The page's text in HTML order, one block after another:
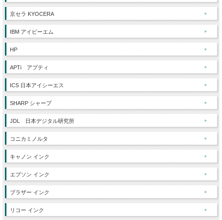
京セラ KYOCERA
IBM アイビーエム
HP
APTi アプティ
ICS 日本アイシーエス
SHARP シャープ
JDL 日本デジタル研究所
コニカミノルタ
キャノン インク
エプソン インク
ブラザー インク
リコー インク